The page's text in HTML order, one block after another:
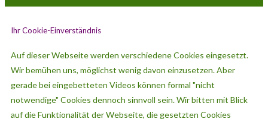
Ihr Cookie-Einverständnis
Auf dieser Webseite werden verschiedene Cookies eingesetzt.
Wir bemühen uns, möglichst wenig davon einzusetzen. Aber
gerade bei eingebetteten Videos können formal "nicht
notwendige" Cookies dennoch sinnvoll sein. Wir bitten mit Blick
auf die Funktionalität der Webseite, die gesetzten Cookies